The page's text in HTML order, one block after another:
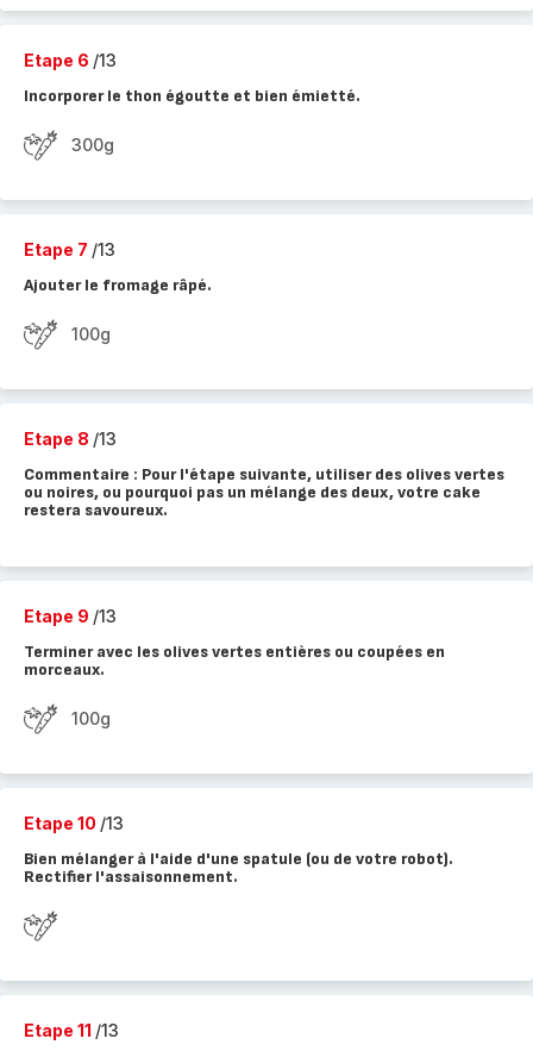
Etape 6 /13
Incorporer le thon égoutte et bien émietté.
300g
Etape 7 /13
Ajouter le fromage râpé.
100g
Etape 8 /13
Commentaire : Pour l'étape suivante, utiliser des olives vertes
ou noires, ou pourquoi pas un mélange des deux, votre cake
restera savoureux.
Etape 9 /13
Terminer avec les olives vertes entières ou coupées en
morceaux.
100g
Etape 10 /13
Bien mélanger à l'aide d'une spatule (ou de votre robot).
Rectifier l'assaisonnement.
Etape 11 /13